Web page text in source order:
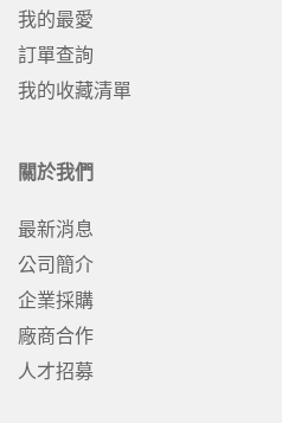
我的最愛
訂單查詢
我的收藏清單
關於我們
最新消息
公司簡介
企業採購
廠商合作
人才招募